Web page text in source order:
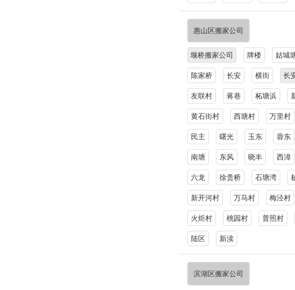
惠山区搬家公司
堰桥搬家公司 牌楼 姑城
陈家桥 长安 横街 长
友联村 蒋巷 柘塘浜
黄石街村 西塘村 万里村
民主 曙光 玉东 蓉东
南塘 东风 晓丰 西漳
六龙 徐贵桥 石塘湾
新开河村 万马村 梅泾村
火炬村 桃园村 普照村
陆区 新渎
滨湖区搬家公司